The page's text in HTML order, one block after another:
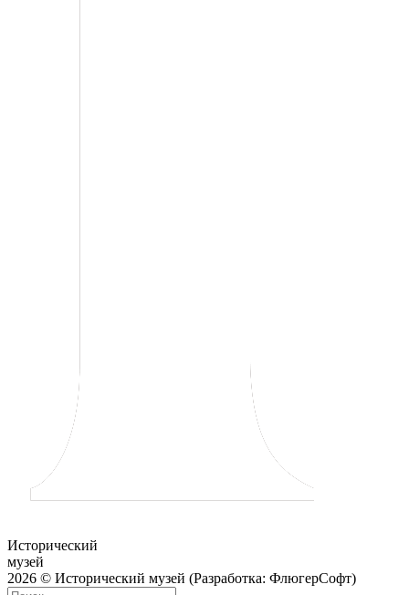
Исторический
музей
2026 © Исторический музей (Разработка: ФлюгерСофт)